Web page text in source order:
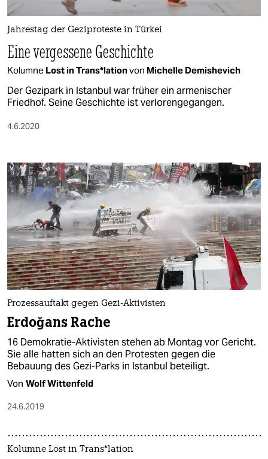
nord
wahrheit
verlag
veranstaltungen
fragen & hilfe
unterstützen
abo
genossenschaft
epaper login
Jahrestag der Geziproteste in Türkei
Eine vergessene Geschichte
Kolumne Lost in Trans*lationvon Michelle Demishevich
Der Gezipark in Istanbul war früher ein armenischer
Friedhof. Seine Geschichte ist verlorengegangen.
4.6.2020
Prozessauftakt gegen Gezi-Aktivisten
Erdoğans Rache
16 Demokratie-Aktivisten stehen ab Montag vor Gericht.
Sie alle hatten sich an den Protesten gegen die
Bebauung des Gezi-Parks in Istanbul beteiligt.
Von Wolf Wittenfeld
24.6.2019
Kolumne Lost in Trans*lation